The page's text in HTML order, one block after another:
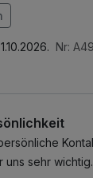
für
(15 Min.)
aus
aus
Nr:
uns sehr wichtig.